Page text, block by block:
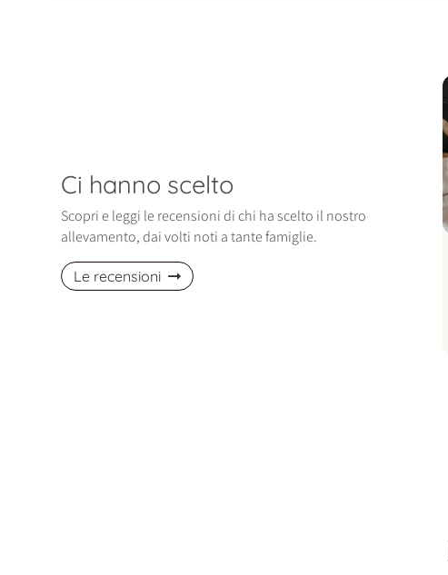
Ci hanno scelto
Scopri e leggi le recensioni di chi ha scelto il nostro
allevamento, dai volti noti a tante famiglie.
Le recensioni
di gennaio è entrata nella nostra
una cucciola di Spitz Pomerania